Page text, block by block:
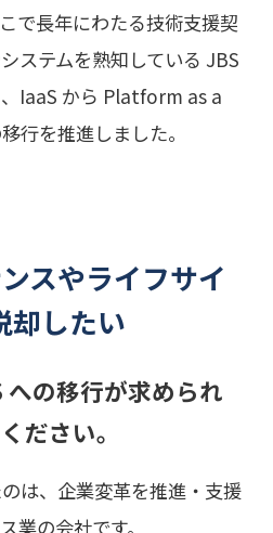
で長年にわたる技術支援契
ステムを熟知している JBS
IaaS から Platform as a
行を推進しました。
スやライフサイ
却したい
への移行が求められ
ださい。
は、企業変革を推進・支援
業の会社です。